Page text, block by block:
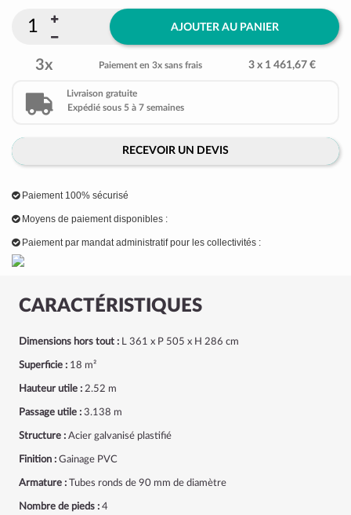
CARACTÉRISTIQUES
Dimensions hors tout : L 361 x P 505 x H 286 cm
Superficie : 18 m²
Hauteur utile : 2.52 m
Passage utile : 3.138 m
Structure : Acier galvanisé plastifié
Finition : Gainage PVC
Armature : Tubes ronds de 90 mm de diamètre
Nombre de pieds : 4
AJOUTER AU PANIER
3x Paiement en 3x sans frais 3 x 1 461,67 €
Livraison gratuite
Expédié sous 5 à 7 semaines
RECEVOIR UN DEVIS
Paiement 100% sécurisé
Moyens de paiement disponibles :
Paiement par mandat administratif pour les collectivités :